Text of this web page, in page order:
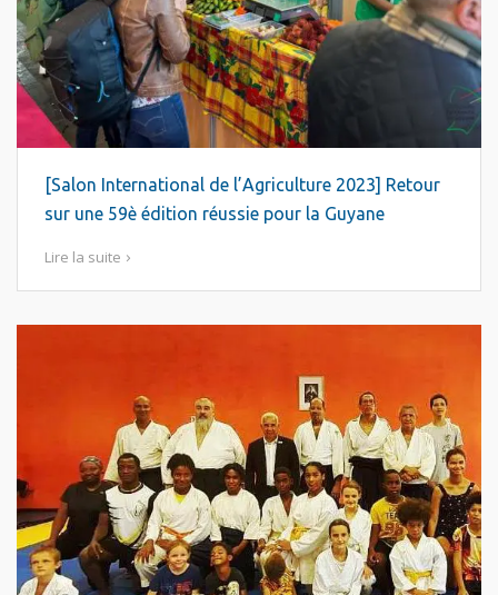
[Salon International de l’Agriculture 2023] Retour
sur une 59è édition réussie pour la Guyane
Lire la suite